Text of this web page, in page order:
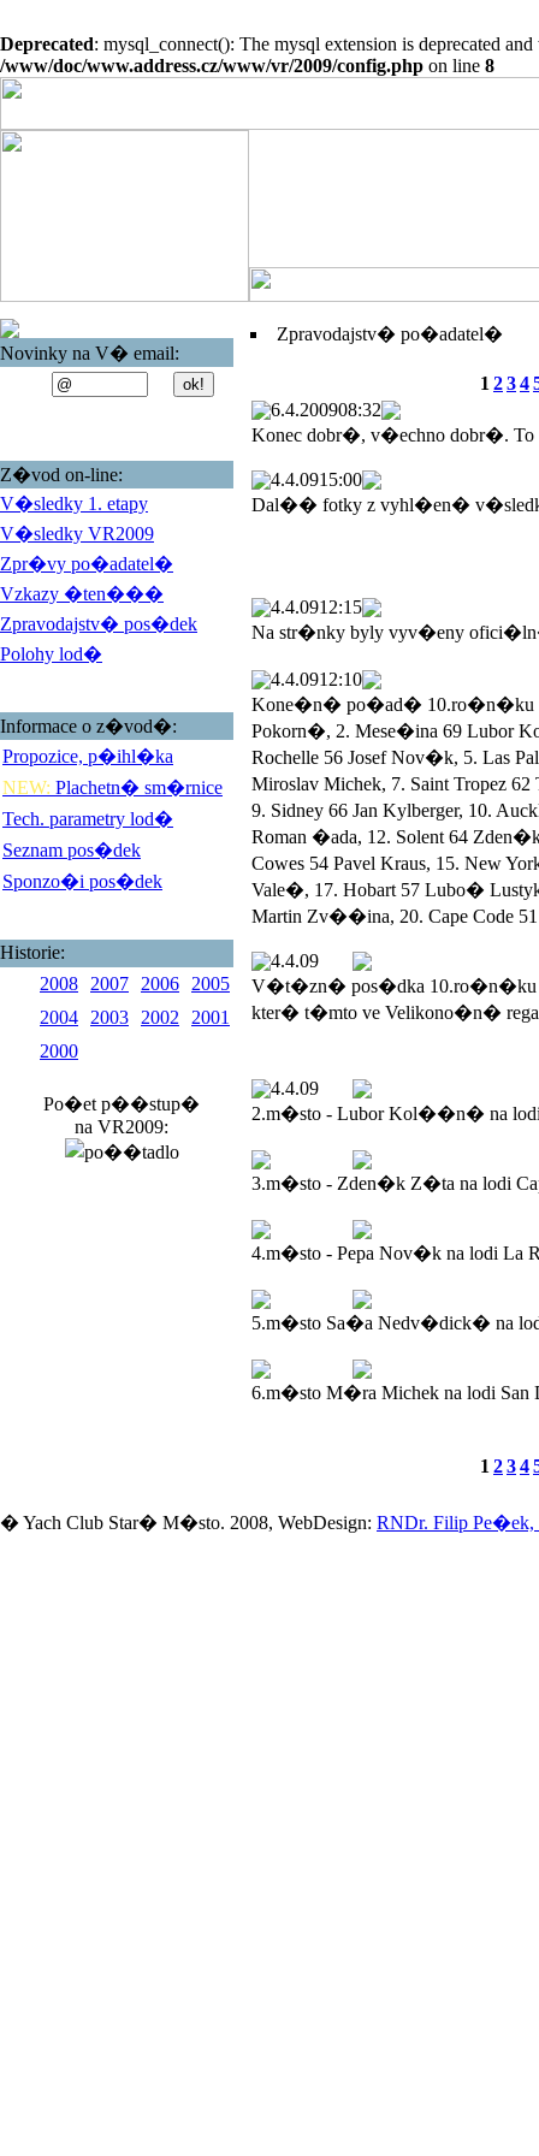
Deprecated: mysql_connect(): The mysql extension is deprecated
/www/doc/www.address.cz/www/vr/2009/config.php on line 8
Novinky na V� email:
Z�vod on-line:
V�sledky 1. etapy
V�sledky VR2009
Zpr�vy po�adatel�
Vzkazy �ten���
Zpravodajstv� pos�dek
Polohy lod�
Informace o z�vod�:
Propozice, p�ihl�ka
NEW: Plachetn� sm�rnice
Tech. parametry lod�
Seznam pos�dek
Sponzo�i pos�dek
Historie:
2008
2007 2006
2005
2004
2003 2002
2001
2000
Po�et p��stup�
na VR2009:
Zpravodajstv� po�adatel�
1 234
6.4.200908:32
Konec dobr�, v�echno dobr�.
4.4.0915:00
Dal�� fotky z vyhl�en�
4.4.0912:15
Na str�nky byly vyv�eny
4.4.0912:10
Kone�n� po�ad� 10.ro�n�ku
Pokorn�, 2. Mese�ina 69 Lubor
Rochelle 56 Josef Nov�k, 5. Las
Miroslav Michek, 7. Saint Tropez
9. Sidney 66 Jan Kylberger, 10.
Roman �ada, 12. Solent 64
Cowes 54 Pavel Kraus, 15. New
Vale�, 17. Hobart 57 Lubo�
Martin Zv��ina, 20. Cape Code 51
4.4.09
V�t�zn� pos�dka 10.ro�n�ku
kter� t�mto ve Velikono�n�
4.4.09
2.m�sto - Lubor Kol��n� na
3.m�sto - Zden�k Z�ta na lodi
4.m�sto - Pepa Nov�k na lodi La
5.m�sto Sa�a Nedv�dick� na
6.m�sto M�ra Michek na lodi San
1 234
� Yach Club Star� M�sto. 2008, WebDesign: RNDr. Filip Pe�ek,